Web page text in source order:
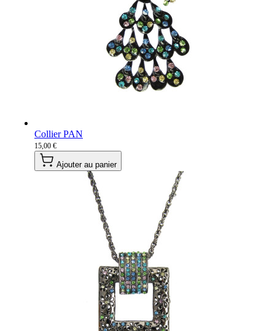
Collier PAN
15,00 €
Ajouter au panier